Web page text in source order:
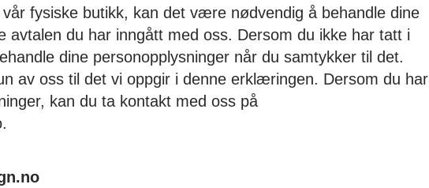
fysiske butikk, kan det være nødvendig å behandle dine
avtalen du har inngått med oss. Dersom du ikke har tatt i
dine personopplysninger når du samtykker til det.
av oss til det vi oppgir i denne erklæringen. Dersom du har
kan du ta kontakt med oss på